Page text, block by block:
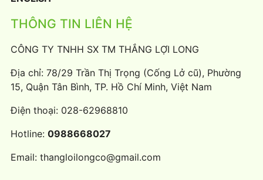
THÔNG TIN LIÊN HỆ
CÔNG TY TNHH SX TM THẮNG LỢI LONG
Địa chỉ: 78/29 Trần Thị Trọng (Cống Lở cũ), Phường
15, Quận Tân Bình, TP. Hồ Chí Minh, Việt Nam
Điện thoại: 028-62968810
Hotline: 0988668027
Email: thangloilongco@gmail.com